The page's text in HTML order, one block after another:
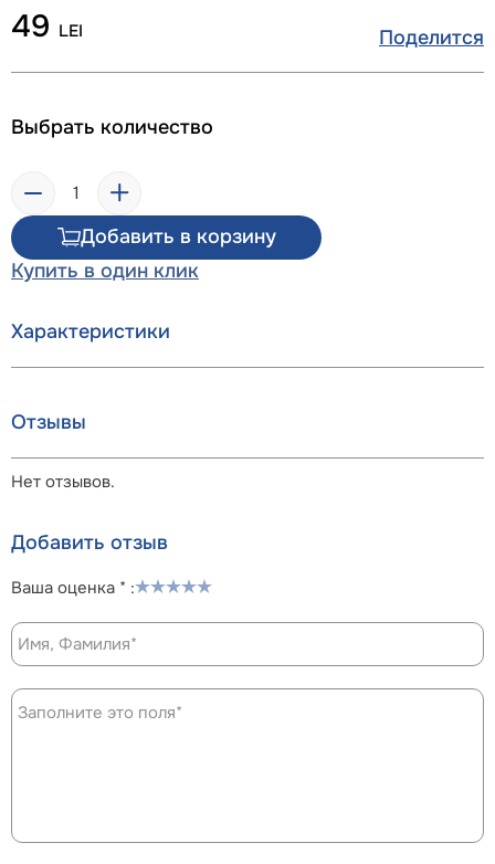
49 LEI Поделится
Выбрать количество
Добавить в корзину
Купить в один клик
Характеристики
Отзывы
Нет отзывов.
Добавить отзыв
Ваша оценка * :